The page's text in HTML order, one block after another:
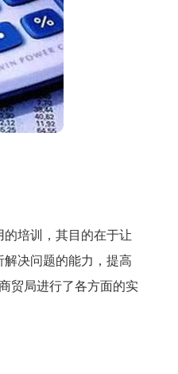
培训，其目的在于让
决问题的能力，提高
贸局进行了各方面的实